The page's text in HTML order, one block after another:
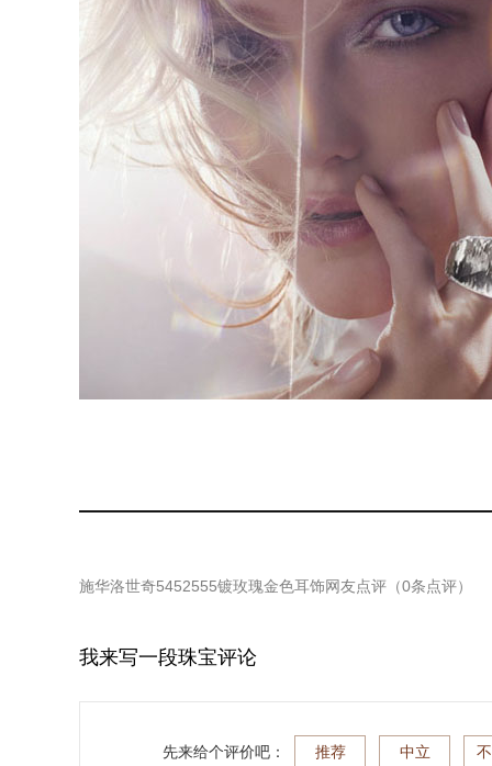
施华洛世奇5452555镀玫瑰金色耳饰网友点评（0条点评）
我来写一段珠宝评论
先来给个评价吧： 推荐 中立